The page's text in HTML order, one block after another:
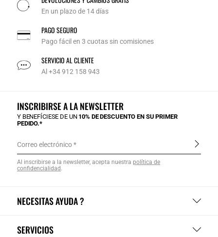
En un plazo de 14 días
PAGO SEGURO
Pago fácil en 3 cuotas sin comisiones
SERVICIO AL CLIENTE
Al +34 912 158 943
NECESITAS AYUDA ?
SERVICIOS
INSCRIBIRSE A LA NEWSLETTER
Y BENEFÍCIESE DE UN 10% DE DESCUENTO EN SU PRIMER
PEDIDO.*
Correo electrónico
Al inscribirse a la newsletter, acepta nuestra política de
confidencialidad.